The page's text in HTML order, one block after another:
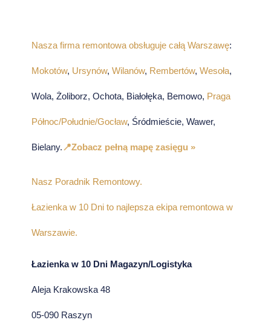
Nasza firma remontowa obsługuje całą Warszawę:
Mokotów, Ursynów,Wilanów, Rembertów,Wesoła,
Wola, Żoliborz, Ochota, Białołęka, Bemowo, Praga
Północ/Południe/Gocław, Śródmieście, Wawer,
Bielany. 📍Zobacz pełną mapę zasięgu »
Nasz Poradnik Remontowy.
Łazienka w 10 Dni to najlepsza ekipa remontowa w
Warszawie.
Łazienka w 10 Dni Magazyn/Logistyka
Aleja Krakowska 48
05-090 Raszyn